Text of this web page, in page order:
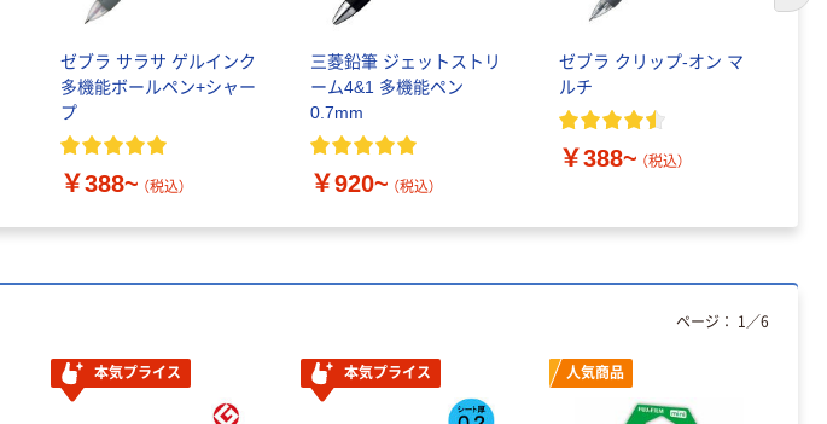
ゼブラ サラサ ゲルインク
多機能ボールペン+シャー
プ
￥388~ （税込）
三菱鉛筆 ジェットストリ
ーム4&1 多機能ペン
0.7mm
￥920~ （税込）
ゼブラ クリップ-オン マ
ルチ
￥388~ （税込）
本気プライス 本気プライス 人気商品
ページ： 1 ／6